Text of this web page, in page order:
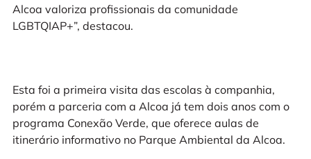
Alcoa valoriza profissionais da comunidade
LGBTQIAP+”, destacou.
Esta foi a primeira visita das escolas à companhia,
porém a parceria com a Alcoa já tem dois anos com o
programa Conexão Verde, que oferece aulas de
itinerário informativo no Parque Ambiental da Alcoa.